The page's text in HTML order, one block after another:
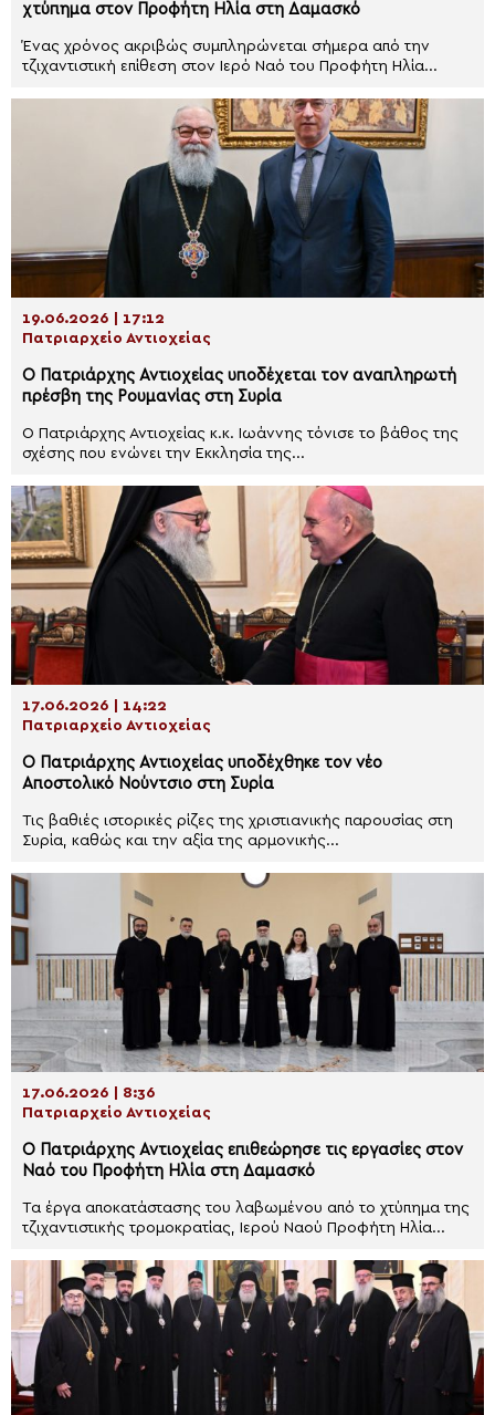
χτύπημα στον Προφήτη Ηλία στη Δαμασκό
Ένας χρόνος ακριβώς συμπληρώνεται σήμερα από την
τζιχαντιστική επίθεση στον Ιερό Ναό του Προφήτη Ηλία...
19.06.2026 | 17:12
Πατριαρχείο Αντιοχείας
Ο Πατριάρχης Αντιοχείας υποδέχεται τον αναπληρωτή
πρέσβη της Ρουμανίας στη Συρία
Ο Πατριάρχης Αντιοχείας κ.κ. Ιωάννης τόνισε το βάθος της
σχέσης που ενώνει την Εκκλησία της...
17.06.2026 | 14:22
Πατριαρχείο Αντιοχείας
Ο Πατριάρχης Αντιοχείας υποδέχθηκε τον νέο
Αποστολικό Νούντσιο στη Συρία
Τις βαθιές ιστορικές ρίζες της χριστιανικής παρουσίας στη
Συρία, καθώς και την αξία της αρμονικής...
17.06.2026 | 8:36
Πατριαρχείο Αντιοχείας
Ο Πατριάρχης Αντιοχείας επιθεώρησε τις εργασίες στον
Ναό του Προφήτη Ηλία στη Δαμασκό
Τα έργα αποκατάστασης του λαβωμένου από το χτύπημα της
τζιχαντιστικής τρομοκρατίας, Ιερού Ναού Προφήτη Ηλία...